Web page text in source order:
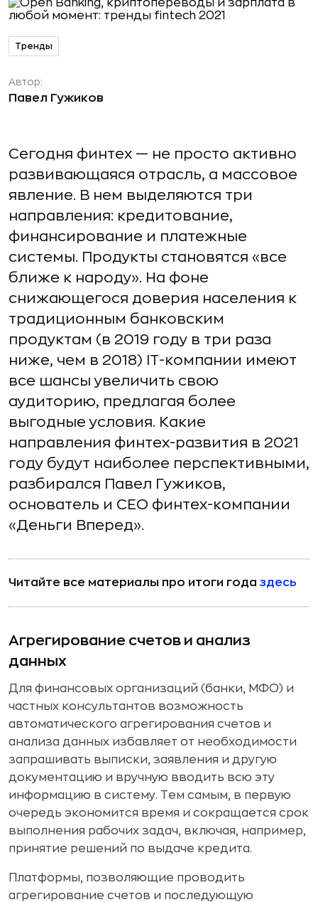
Тренды
Автор:
Павел Гужиков
Сегодня финтех — не просто активно
развивающаяся отрасль, а массовое
явление. В нем выделяются три
направления: кредитование,
финансирование и платежные
системы. Продукты становятся «все
ближе к народу». На фоне
снижающегося доверия населения к
традиционным банковским
продуктам (в 2019 году в три раза
ниже, чем в 2018) IT-компании имеют
все шансы увеличить свою
аудиторию, предлагая более
выгодные условия. Какие
направления финтех-развития в 2021
году будут наиболее перспективными,
разбирался Павел Гужиков,
основатель и CEO финтех-компании
«Деньги Вперед».
Читайте все материалы про итоги года здесь
Агрегирование счетов и анализ
данных
Для финансовых организаций (банки, МФО) и
частных консультантов возможность
автоматического агрегирования счетов и
анализа данных избавляет от необходимости
запрашивать выписки, заявления и другую
документацию и вручную вводить всю эту
информацию в систему. Тем самым, в первую
очередь экономится время и сокращается срок
выполнения рабочих задач, включая, например,
принятие решений по выдаче кредита.
Платформы, позволяющие проводить
агрегирование счетов и последующую